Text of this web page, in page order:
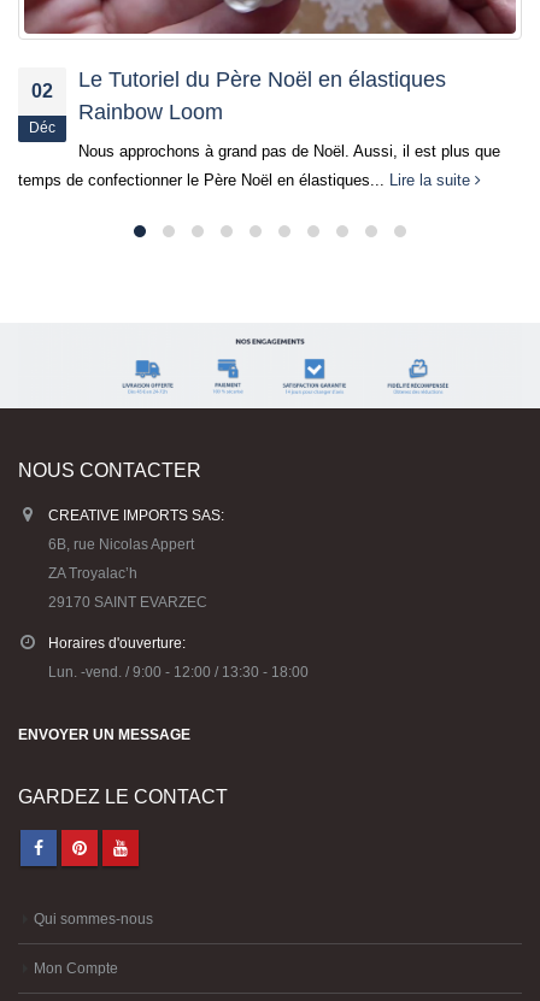
03
Déc
Tutoriel Rainbow Loom® – La Chaussette de
Noël
Bonjour à toutes et à tous, Nous continuons notre thématique
de Noël avec Rainbow Loom® Aujourd’hui, nous vous proposons de
CREATIVE IMPORTS SAS:
6B, rue Nicolas Appert
ZA Troyalac’h
Horaires d'ouverture:
Qui sommes-nous
Mon Compte